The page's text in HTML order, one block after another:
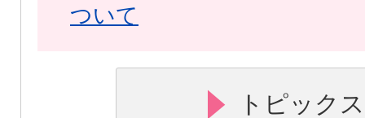
ついて
トピック